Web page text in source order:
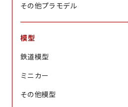
その他プラモデル
模型
鉄道模型
ミニカー
その他模型